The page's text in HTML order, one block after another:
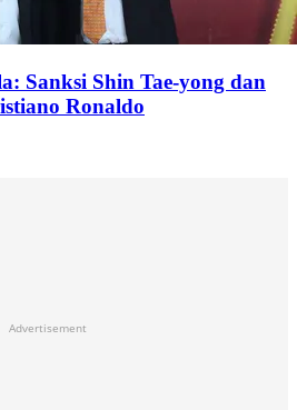
Sanksi Shin Tae-yong dan
Ronaldo
Advertisement